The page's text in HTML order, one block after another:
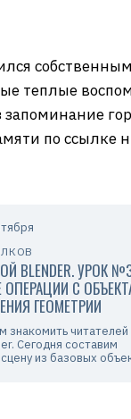
теплые
по ссылке
BLENDER. УРОК
С
ГЕОМЕТРИИ
знакомить читателей
Сегодня составим
из базовых